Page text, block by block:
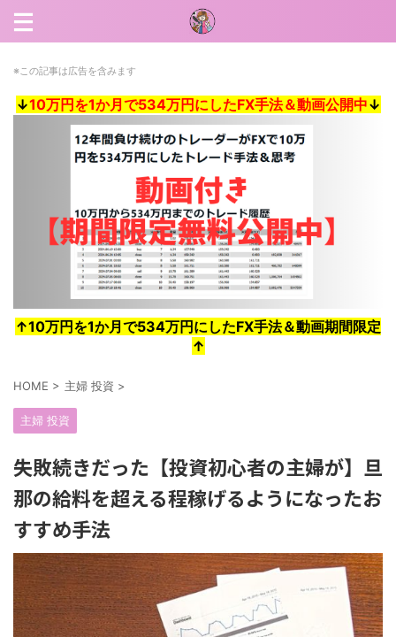
※この記事は広告を含みます
↓10万円を1か月で534万円にしたFX手法＆動画公開中↓
↑10万円を1か月で534万円にしたFX手法＆動画期間限定
↑
HOME > 主婦 投資 >
主婦 投資
失敗続きだった【投資初心者の主婦が】旦
那の給料を超える程稼げるようになったお
すすめ手法